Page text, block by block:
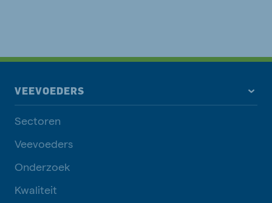
VEEVOEDERS
Sectoren
Veevoeders
Onderzoek
Kwaliteit